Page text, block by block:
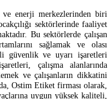
enerji merkezlerinden biri
sektörlerinde faaliyet
Bu sektörlerde çalışan
sağlamak ve olası
güvenlik ve uyarı işaretleri
çalışma alanlarında
ve çalışanların dikkatini
Ostim Etiket firması olarak,
uygun yüksek kaliteli,